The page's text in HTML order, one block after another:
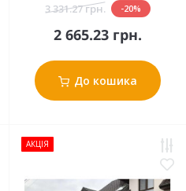
3 331.27 грн. -20%
2 665.23 грн.
До кошика
АКЦІЯ